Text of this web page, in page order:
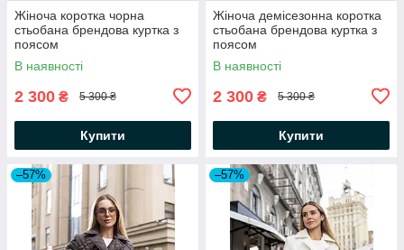
Жіноча коротка чорна
стьобана брендова куртка з
поясом
В наявності
2 300 ₴ 5 300 ₴
Купити
Жіноча демісезонна коротка
стьобана брендова куртка з
поясом
В наявності
2 300 ₴ 5 300 ₴
Купити
–57% –57%